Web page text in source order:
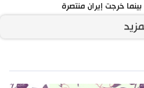
خرجت إيران منتصرة